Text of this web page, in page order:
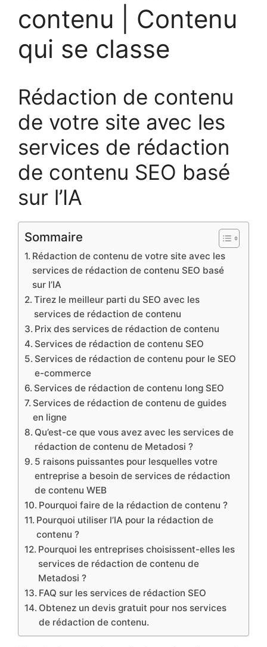
contenu | Contenu
qui se classe
Rédaction de contenu
de votre site avec les
services de rédaction
de contenu SEO basé
sur l’IA
Sommaire
Rédaction de contenu de votre site avec les
services de rédaction de contenu SEO basé
sur l’IA
Tirez le meilleur parti du SEO avec les
services de rédaction de contenu
Prix des services de rédaction de contenu
Services de rédaction de contenu SEO
Services de rédaction de contenu pour le SEO
e-commerce
Services de rédaction de contenu long SEO
Services de rédaction de contenu de guides
en ligne
Qu’est-ce que vous avez avec les services de
rédaction de contenu de Metadosi ?
5 raisons puissantes pour lesquelles votre
entreprise a besoin de services de rédaction
de contenu WEB
Pourquoi faire de la rédaction de contenu ?
Pourquoi utiliser l’IA pour la rédaction de
contenu ?
Pourquoi les entreprises choisissent-elles les
services de rédaction de contenu de
Metadosi ?
FAQ sur les services de rédaction SEO
Obtenez un devis gratuit pour nos services
de rédaction de contenu.